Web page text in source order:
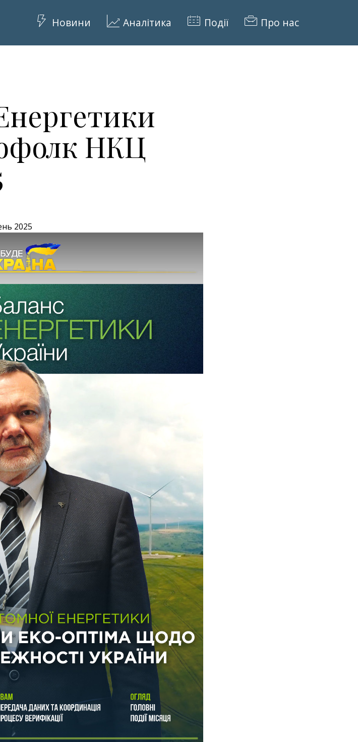
Новини Аналітика Події Про нас
НКЦ
2025